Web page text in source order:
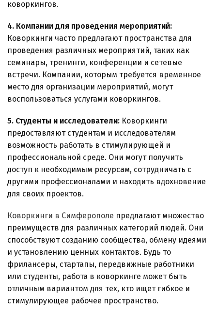
коворкингов.
4. Компании для проведения мероприятий:
Коворкинги часто предлагают пространства для
проведения различных мероприятий, таких как
семинары, тренинги, конференции и сетевые
встречи. Компании, которым требуется временное
место для организации мероприятий, могут
воспользоваться услугами коворкингов.
5. Студенты и исследователи: Коворкинги
предоставляют студентам и исследователям
возможность работать в стимулирующей и
профессиональной среде. Они могут получить
доступ к необходимым ресурсам, сотрудничать с
другими профессионалами и находить вдохновение
для своих проектов.
Коворкинги в Симферополе предлагают множество
преимуществ для различных категорий людей. Они
способствуют созданию сообщества, обмену идеями
и установлению ценных контактов. Будь то
фрилансеры, стартапы, передвижные работники
или студенты, работа в коворкинге может быть
отличным вариантом для тех, кто ищет гибкое и
стимулирующее рабочее пространство.